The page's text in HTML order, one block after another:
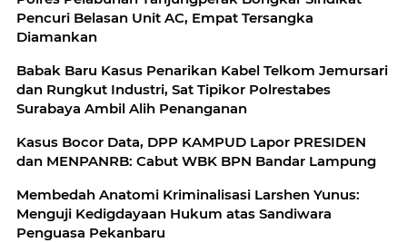
Pencuri Belasan Unit AC, Empat Tersangka
Diamankan
Babak Baru Kasus Penarikan Kabel Telkom Jemursari
dan Rungkut Industri, Sat Tipikor Polrestabes
Surabaya Ambil Alih Penanganan
Kasus Bocor Data, DPP KAMPUD Lapor PRESIDEN
dan MENPANRB: Cabut WBK BPN Bandar Lampung
Membedah Anatomi Kriminalisasi Larshen Yunus:
Menguji Kedigdayaan Hukum atas Sandiwara
Penguasa Pekanbaru